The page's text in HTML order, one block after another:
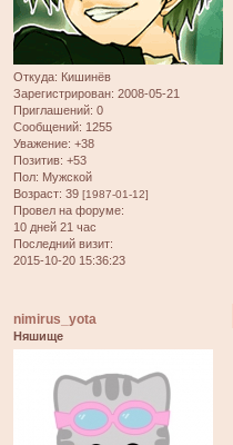
Откуда: Кишинёв
Зарегистрирован: 2008-05-21
Приглашений: 0
Сообщений: 1255
Уважение: +38
Позитив: +53
Пол: Мужской
Возраст: 39 [1987-01-12]
Провел на форуме:
10 дней 21 час
Последний визит:
2015-10-20 15:36:23
nimirus_yota
Няшище